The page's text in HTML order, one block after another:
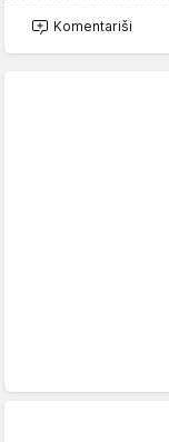
Komentariši